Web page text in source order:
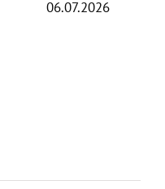
06.07.2026